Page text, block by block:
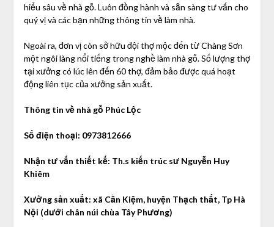
hiểu sâu về nhà gỗ. Luôn đồng hành và sẵn sàng tư vấn cho
quý vị và các bạn những thông tin về làm nhà.
Ngoài ra, đơn vị còn sở hữu đội thợ mộc đến từ Chàng Sơn
một ngôi làng nổi tiếng trong nghề làm nhà gỗ. Số lượng thợ
tại xưởng có lúc lên đến 60 thợ, đảm bảo được quá hoạt
động liên tục của xưởng sản xuất.
Thông tin về nhà gỗ Phúc Lộc
Số điện thoại: 0973812666
Nhận tư vấn thiết kế: Th.s kiến trúc sư Nguyễn Huy
Khiêm
Xưởng sản xuất: xã Cần Kiệm, huyện Thạch thất, Tp Hà
Nội (dưới chân núi chùa Tây Phương)